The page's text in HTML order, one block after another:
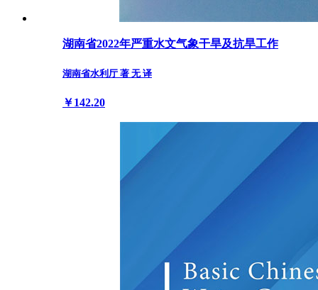
湖南省2022年严重水文气象干旱及抗旱工作
湖南省水利厅 著 无 译
￥142.20